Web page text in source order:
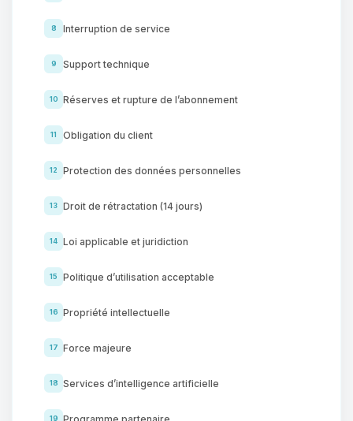
8 Interruption de service
9 Support technique
10 Réserves et rupture de l’abonnement
11 Obligation du client
12 Protection des données personnelles
13 Droit de rétractation (14 jours)
14 Loi applicable et juridiction
15 Politique d’utilisation acceptable
16 Propriété intellectuelle
17 Force majeure
18 Services d’intelligence artificielle
19 Programme partenaire